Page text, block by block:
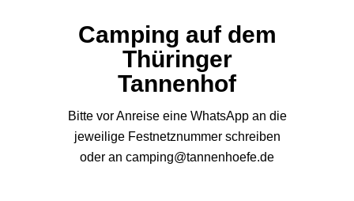
Camping auf dem
Thüringer
Tannenhof
Bitte vor Anreise eine WhatsApp an die
jeweilige Festnetznummer schreiben
oder an camping@tannenhoefe.de